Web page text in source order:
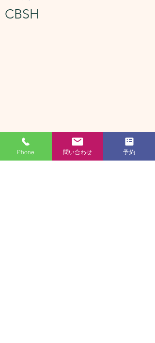
CBSH
取手、守谷、つくばみらい、坂東、常総、野
田 cbサロンハラ、
Phone 問い合わせ 予約